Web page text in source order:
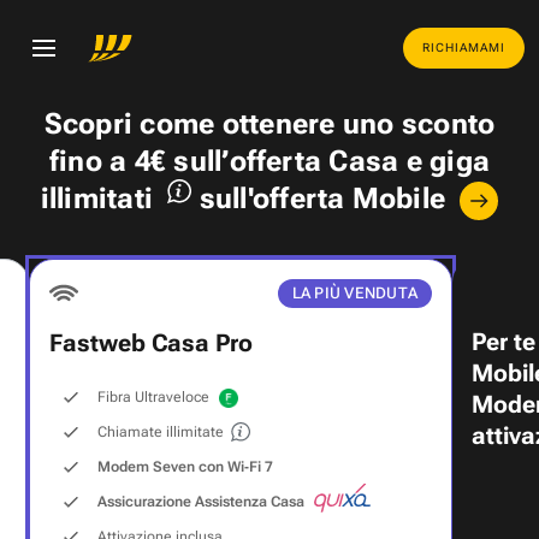
RICHIAMAMI
Scopri come ottenere uno sconto
fino a 4€ sull’offerta Casa egiga
illimitati
sull'offerta Mobile
LA PIÙ VENDUTA
Fastweb Casa Pro
Fibra Ultraveloce
Chiamate illimitate
Modem Seven con Wi‑Fi 7
Assicurazione Assistenza Casa
Per